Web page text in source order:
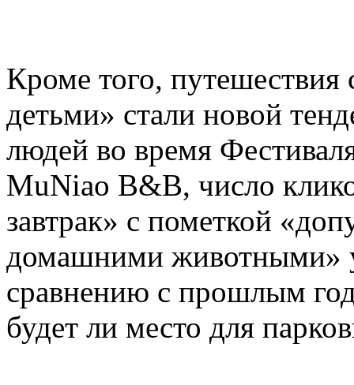
Кроме того,
детьми» стали новой
людей во время
MuNiao B&B, число
завтрак» с пометкой
домашними животными»
сравнению с прошлым
будет ли место для